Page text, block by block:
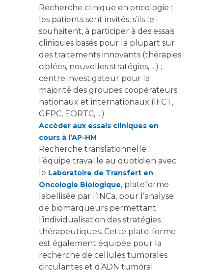
Recherche clinique en oncologie :
les patients sont invités, s’ils le
souhaitent, à participer à des essais
cliniques basés pour la plupart sur
des traitements innovants (thérapies
ciblées, nouvelles stratégies, ...) ;
centre investigateur pour la
majorité des groupes coopérateurs
nationaux et internationaux (IFCT,
GFPC, EORTC, ...)
Accéder aux essais cliniques en
cours à l’AP-HM
Recherche translationnelle :
l’équipe travaille au quotidien avec
le Laboratoire de Transfert en
Oncologie Biologique, plateforme
labellisée par l’INCa, pour l’analyse
de biomarqueurs permettant
l’individualisation des stratégies
thérapeutiques. Cette plate-forme
est également équipée pour la
recherche de cellules tumorales
circulantes et d’ADN tumoral